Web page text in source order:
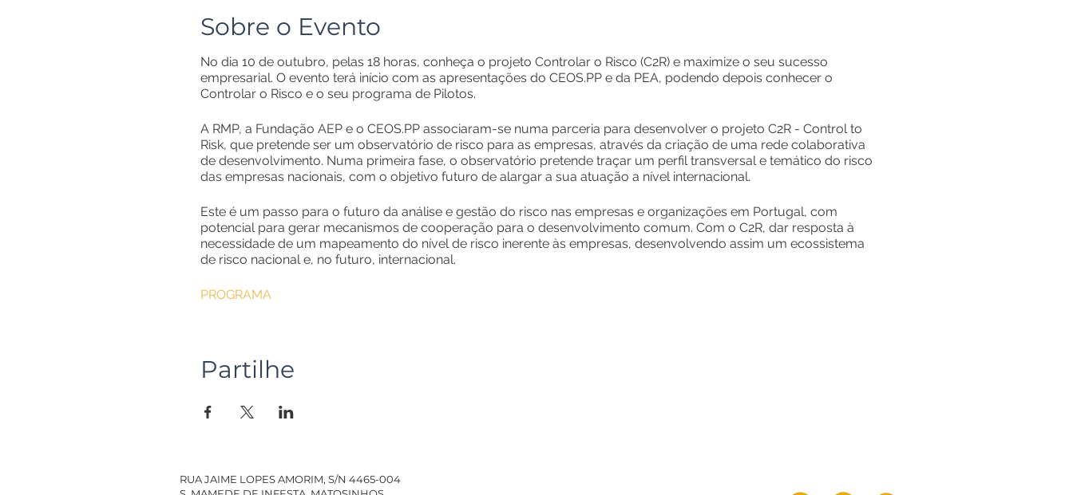
Sobre o Evento
No dia 10 de outubro, pelas 18 horas, conheça o projeto Controlar o Risco (C2R) e maximize o seu sucesso
empresarial. O evento terá início com as apresentações do CEOS.PP e da PEA, podendo depois conhecer o
Controlar o Risco e o seu programa de Pilotos.
A RMP, a Fundação AEP e o CEOS.PP associaram-se numa parceria para desenvolver o projeto C2R - Control to
Risk, que pretende ser um observatório de risco para as empresas, através da criação de uma rede colaborativa
de desenvolvimento. Numa primeira fase, o observatório pretende traçar um perfil transversal e temático do risco
das empresas nacionais, com o objetivo futuro de alargar a sua atuação a nível internacional.
Este é um passo para o futuro da análise e gestão do risco nas empresas e organizações em Portugal, com
potencial para gerar mecanismos de cooperação para o desenvolvimento comum. Com o C2R, dar resposta à
necessidade de um mapeamento do nível de risco inerente às empresas, desenvolvendo assim um ecossistema
de risco nacional e, no futuro, internacional.
PROGRAMA
Partilhe
RUA JAIME LOPES AMORIM, S/N 4465-004